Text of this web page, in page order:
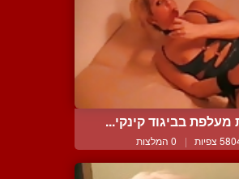
מעלפת בביגוד קינקי...
צפיות | 0 המלצות